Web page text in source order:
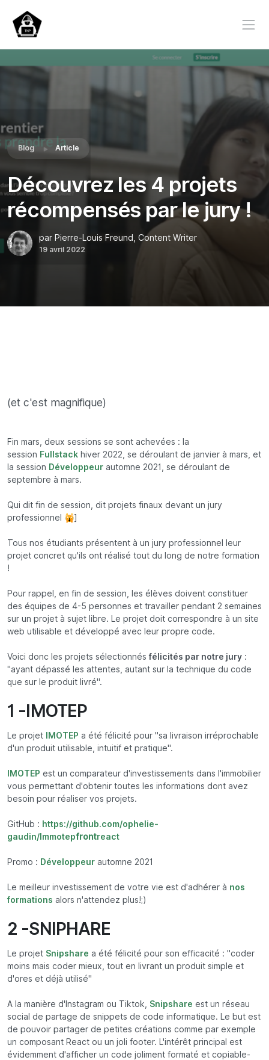
Blog Article
Découvrez les 4 projets
récompensés par le jury !
par Pierre-Louis Freund, Content Writer
19 avril 2022
(et c'est magnifique)
Fin mars, deux sessions se sont achevées : la
session Fullstack hiver 2022, se déroulant de janvier à mars, et
la session Développeur automne 2021, se déroulant de
septembre à mars.
Qui dit fin de session, dit projets finaux devant un jury
professionnel 🙀]
Tous nos étudiants présentent à un jury professionnel leur
projet concret qu'ils ont réalisé tout du long de notre formation
!
Pour rappel, en fin de session, les élèves doivent constituer
des équipes de 4-5 personnes et travailler pendant 2 semaines
sur un projet à sujet libre. Le projet doit correspondre à un site
web utilisable et développé avec leur propre code.
Voici donc les projets sélectionnés félicités par notre jury :
"ayant dépassé les attentes, autant sur la technique du code
que sur le produit livré".
1 -IMOTEP
Le projet IMOTEP a été félicité pour "sa livraison irréprochable
d'un produit utilisable, intuitif et pratique".
IMOTEP est un comparateur d'investissements dans l'immobilier
vous permettant d'obtenir toutes les informations dont avez
besoin pour réaliser vos projets.
GitHub : https://github.com/ophelie-
gaudin/Immotepfrontreact
Promo : Développeur automne 2021
Le meilleur investissement de votre vie est d'adhérer à nos
formations alors n'attendez plus!;)
2 -SNIPHARE
Le projet Snipshare a été félicité pour son efficacité : "coder
moins mais coder mieux, tout en livrant un produit simple et
d'ores et déjà utilisé"
A la manière d'Instagram ou Tiktok, Snipshare est un réseau
social de partage de snippets de code informatique. Le but est
de pouvoir partager de petites créations comme par exemple
un composant React ou un joli footer. L'intérêt principal est
évidemment d'afficher un code joliment formaté et copiable-